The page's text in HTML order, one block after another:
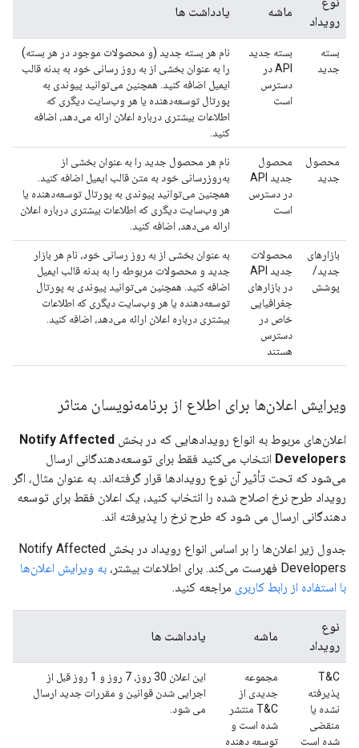
رویداد
ماشه یادداشت ها
بسته
جدید
بسته جدید
API در
دسترس
است
نام هر بسته جدید (و محصولات موجود در هر بسته)
را به عنوان بخشی از به روز رسانی خود به بدنه قالب
ایمیل اضافه کنید. همچنین می‌توانید پیوندی به
پورتال توسعه‌دهنده یا هر وب‌سایت دیگری که
اطلاعات بیشتری درباره اعلان ارائه می‌دهد، اضافه
کنید.
محصول
جدید
محصول
جدید API
در دسترس
است
نام هر محصول جدید را به عنوان بخشی از
به‌روزرسانی خود به متن قالب ایمیل اضافه کنید.
همچنین می‌توانید پیوندی به پورتال توسعه‌دهنده یا
هر وب‌سایت دیگری که اطلاعات بیشتری درباره اعلان
ارائه می‌دهد، اضافه کنید.
بازارهای
جدید/
پوشش
محصولات
جدید API
در بازارهای
جغرافیایی
خاص در
دسترس
هستند
به عنوان بخشی از به روز رسانی خود، نام هر بازار
جدید و محصولات مربوطه را به بدنه قالب ایمیل
اضافه کنید. همچنین می‌توانید پیوندی به پورتال
توسعه‌دهنده یا هر وب‌سایت دیگری که اطلاعات
بیشتری درباره اعلان ارائه می‌دهد، اضافه کنید.
ویرایش اعلان‌ها برای اطلاع از برنامه‌نویسان متاثر
اعلان‌های مربوط به انواع رویدادهایی که در بخش Notify Affected
Developers انتخاب می‌کنید فقط برای توسعه‌دهندگانی ارسال
می‌شود که تحت تأثیر آن نوع رویدادها قرار گرفته‌اند. به عنوان مثال، اگر
رویداد طرح نرخ اصلاح شده را انتخاب کنید، یک اعلان فقط برای توسعه
دهندگانی ارسال می شود که طرح نرخ را پذیرفته اند.
جدول زیر اعلان‌ها را بر اساس انواع رویداد در بخش Notify Affected
Developers فهرست می‌کند. برای اطلاعات بیشتر،
به ویرایش اعلان‌ها
با استفاده از رابط کاربری مراجعه کنید.
نوع
رویداد
ماشه یادداشت ها
T&C
پذیرفته
نشده یا
منقضی
شده است
مجموعه
جدیدی از
T&C منتشر
شده است و
توسعه دهنده
این اعلان 30 روز، 7 روز و 1 روز قبل از
اجرایی شدن قوانین و مقررات جدید ارسال
می شود.